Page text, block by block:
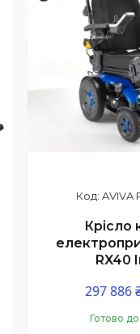
AVIVA
Крісло
RX40
297 886
Готово